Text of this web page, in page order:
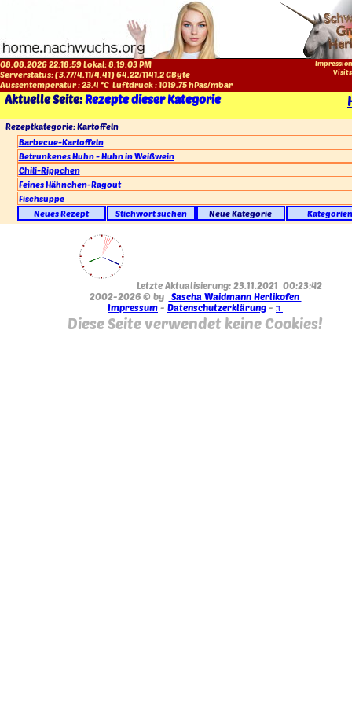
08.08.2026 22:18:59 Lokal:8:19:03 PM
Serverstatus: (3.77/4.11/4.41)64.22/1141.2GByte
Aussentemperatur :23.4 °C Luftdruck :1019.75hPas/mbar
Aktuelle Seite:Rezepte dieser Kategorie
Rezeptkategorie: Kartoffeln
Barbecue-Kartoffeln
Betrunkenes Huhn - Huhn in Weißwein
Chili-Rippchen
Feines Hähnchen-Ragout
Fischsuppe
Neues Rezept
Stichwort suchen Neue Kategorie Kategorien
Letzte Aktualisierung: 23.11.2021 00:23:42
2002-2026 © by
Sascha Waidmann Herlikofen
Impressum - Datenschutzerklärung - π
Diese Seite verwendet keine Cookies!